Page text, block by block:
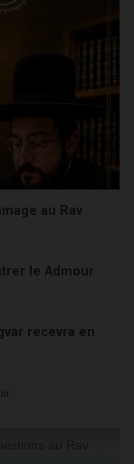
au Rav
le Admour
recevra en